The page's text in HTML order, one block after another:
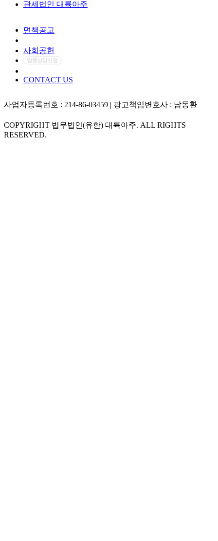
관세법인 대륙아주
면책공고
사회공헌
CONTACT US
사업자등록번호 : 214-86-03459 | 광고책임변호사 : 남동환
COPYRIGHT 법무법인(유한) 대륙아주. ALL RIGHTS
RESERVED.